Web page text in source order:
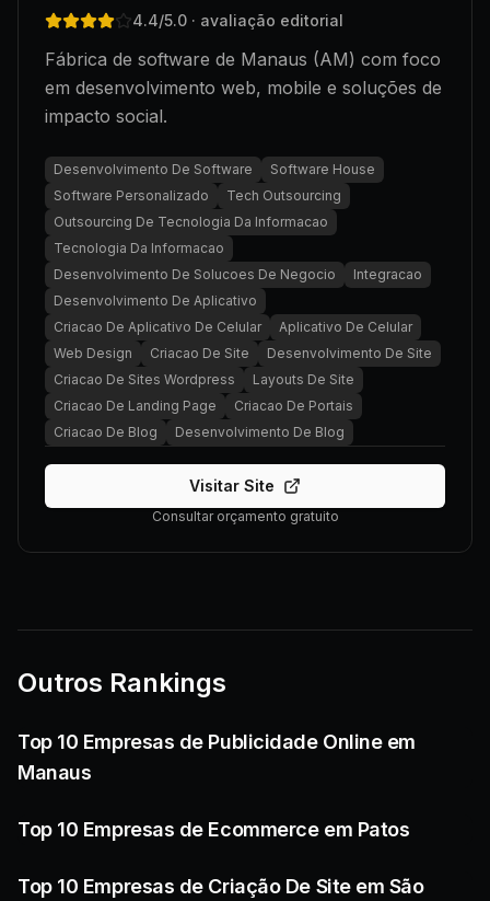
4.4/5.0 · avaliação editorial
Fábrica de software de Manaus (AM) com foco
em desenvolvimento web, mobile e soluções de
impacto social.
Desenvolvimento De Software
Software House
Software Personalizado
Tech Outsourcing
Outsourcing De Tecnologia Da Informacao
Tecnologia Da Informacao
Desenvolvimento De Solucoes De Negocio
Integracao
Desenvolvimento De Aplicativo
Criacao De Aplicativo De Celular
Aplicativo De Celular
Web Design
Criacao De Site
Desenvolvimento De Site
Criacao De Sites Wordpress
Layouts De Site
Criacao De Landing Page
Criacao De Portais
Criacao De Blog
Desenvolvimento De Blog
Visitar Site
Consultar orçamento gratuito
Outros Rankings
Top 10 Empresas de Publicidade Online em
Manaus
Top 10 Empresas de Ecommerce em Patos
Top 10 Empresas de Criação De Site em São